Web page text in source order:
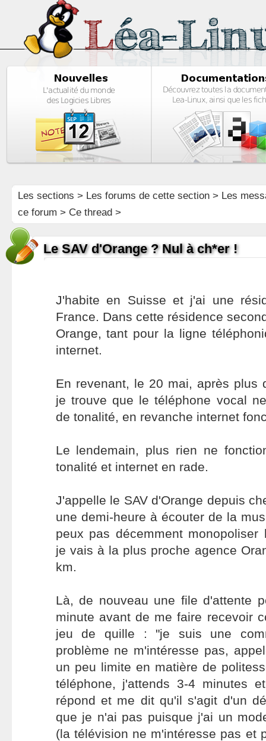
Les sections > Les forums de cette section> Les
ce forum > Ce thread >
Le SAV d'Orange ? Nul à ch*er !
J'habite en Suisse et j'ai une
France. Dans cette résidence
Orange, tant pour la ligne
internet.
En revenant, le 20 mai, après plus
je trouve que le téléphone vocal
de tonalité, en revanche internet
Le lendemain, plus rien ne
tonalité et internet en rade.
J'appelle le SAV d'Orange depuis
une demi-heure à écouter de la
peux pas décemment monopoliser
je vais à la plus proche agence
km.
Là, de nouveau une file d'attente
minute avant de me faire recevoir
jeu de quille : "je suis une
problème ne m'intéresse pas,
un peu limite en matière de
téléphone, j'attends 3-4 minutes
répond et me dit qu'il s'agit d'un
que je n'ai pas puisque j'ai un
(la télévision ne m'intéresse pas et